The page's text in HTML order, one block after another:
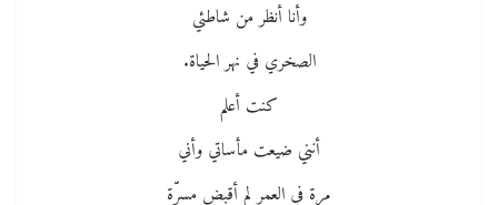
وأنا أنظر من شاطئي
الصخري في نهر الحياة.
كنت أعلم
أنني ضيعت مأساتي وأني
مرة في العمر لم أقبض مسرّة